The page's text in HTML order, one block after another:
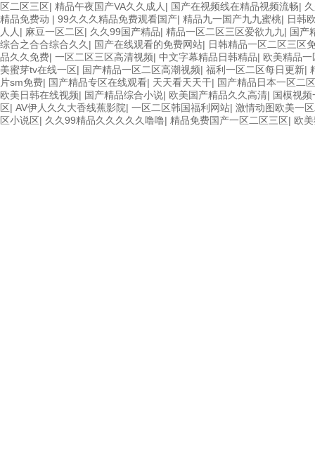
区二区三区| 精品午夜国产VA久久成人 | 国产在视频线在精品视频流畅|
精品免费动 | 99久久久精品免费观看国产| 精品九一国产九九蜜桃| 日韩
人人 | 麻豆一区二区| 久久99国产精品| 精品一区二区三区爱欲九九| 国产
综合之合合综合久久 | 国产在线观看的免费网站| 日韩精品一区二区三区
品久久免费| 一区二区三区高清视频| 中文字幕精品日韩精品| 欧美精品
美蜜芽tv在线一区| 国产精品一区二区高潮视频| 福利一区二区每日更新|
片sm免费| 国产精品专区在线观看| 天天看天天干| 国产精品日本一区二区
欧美日韩在线视频| 国产精品综合小说| 欧美国产精品久久高清| 国模视
区| AV伊人久久大香线蕉影院| 一区二区韩国福利网站| 激情动图欧美一
区小说区| 久久99精品久久久久久噜噜| 精品免费国产一区二区三区| 欧